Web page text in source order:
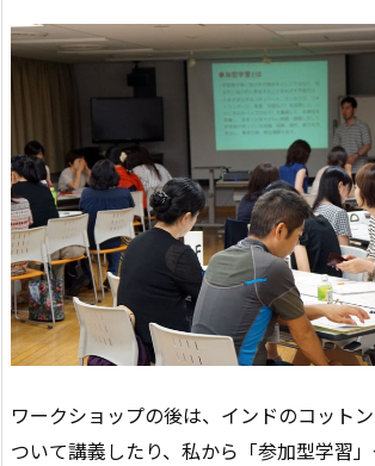
ワークショップの後は、インドのコット
ついて講義したり、私から「参加型学習